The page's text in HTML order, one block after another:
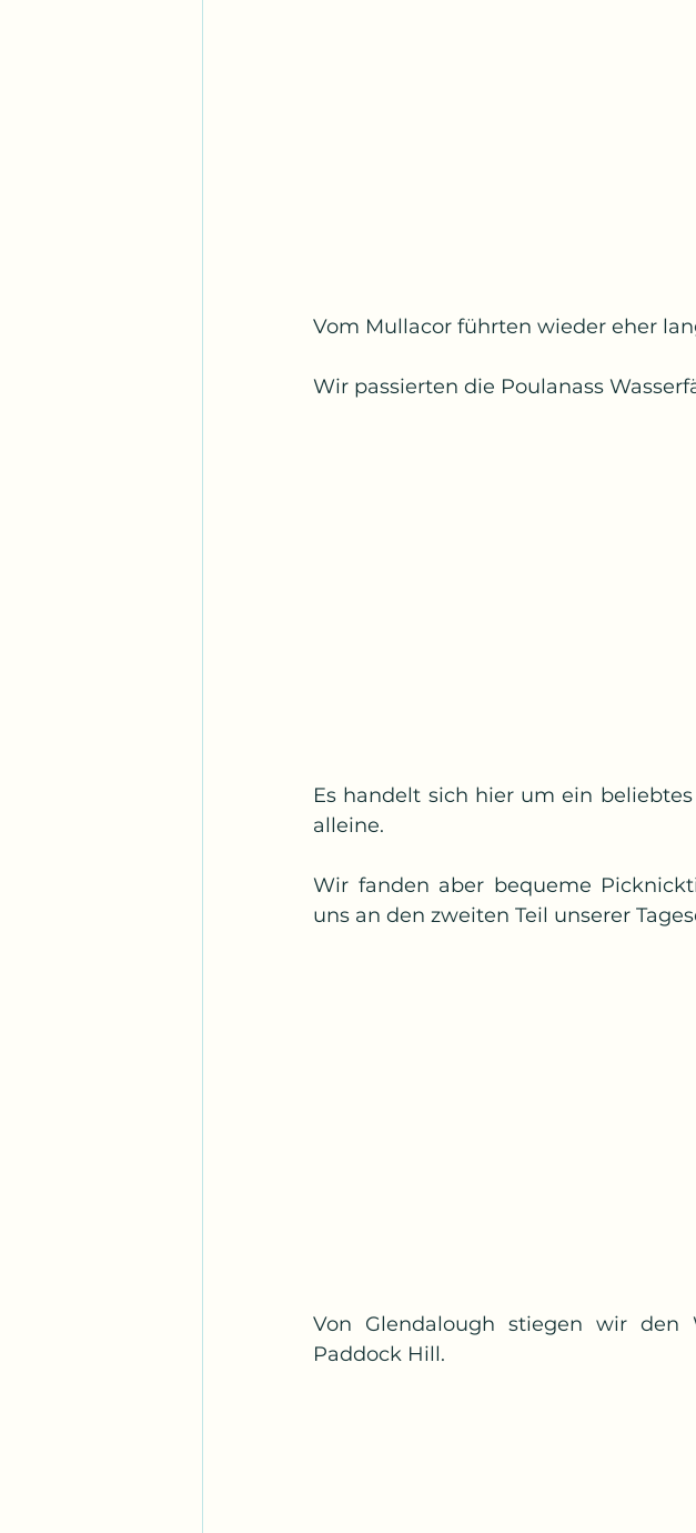
Vom Mullacor führten wieder eher
Wir passierten die Poulanass
Es handelt sich hier um ein
alleine.
Wir fanden aber bequeme
uns an den zweiten Teil unserer
Von Glendalough stiegen wir den
Paddock Hill.